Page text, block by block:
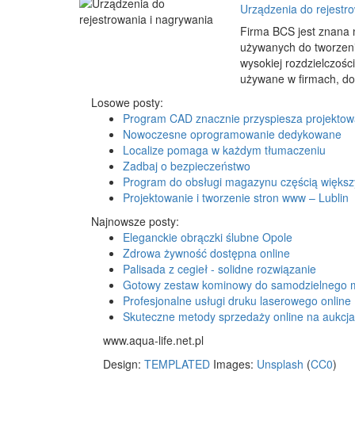
Urządzenia do
Firma BCS jest
używanych do
wysokiej
używane w firmach,
Losowe posty:
Program CAD znacznie przyspiesza
Nowoczesne oprogramowanie dedykowane
Localize pomaga w każdym tłumaczeniu
Zadbaj o bezpieczeństwo
Program do obsługi magazynu częścią
Projektowanie i tworzenie stron www – Lublin
Najnowsze posty:
Eleganckie obrączki ślubne Opole
Zdrowa żywność dostępna online
Palisada z cegieł - solidne rozwiązanie
Gotowy zestaw kominowy do samodzielnego
Profesjonalne usługi druku laserowego online
Skuteczne metody sprzedaży online na
www.aqua-life.net.pl
Design: TEMPLATED Images: Unsplash (CC0)